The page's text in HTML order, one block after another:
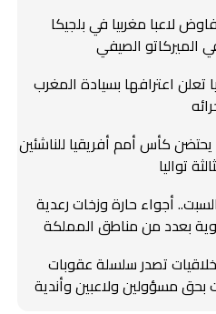
لاعبا مغربيا في بلجيكا
الميركاتو الصيفي
تعلن اعترافها بسيادة المغرب
كأس أمم أفريقيا للناشئين
تواليا
أجواء حارة وزخات رعدية
بعدد من مناطق المملكة
تصدر سلسلة عقوبات
بحق مسؤولين ولاعبين وأندية